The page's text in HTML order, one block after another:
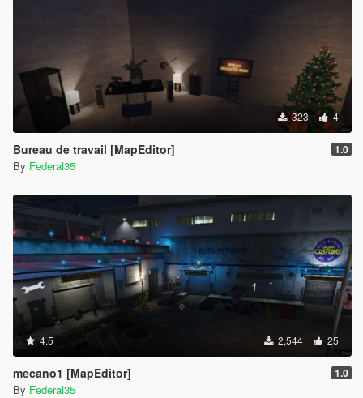
323 4
Bureau de travail [MapEditor] 1.0
By Federal35
4.5 2,544 25
mecano1 [MapEditor] 1.0
By Federal35